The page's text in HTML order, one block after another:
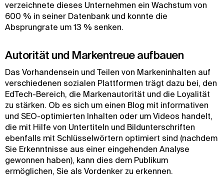
verzeichnete dieses Unternehmen ein Wachstum von
600 % in seiner Datenbank und konnte die
Absprungrate um 13 % senken.
Autorität und Markentreue aufbauen
Das Vorhandensein und Teilen von Markeninhalten auf
verschiedenen sozialen Plattformen trägt dazu bei, den
EdTech-Bereich, die Markenautorität und die Loyalität
zu stärken. Ob es sich um einen Blog mit informativen
und SEO-optimierten Inhalten oder um Videos handelt,
die mit Hilfe von Untertiteln und Bildunterschriften
ebenfalls mit Schlüsselwörtern optimiert sind (nachdem
Sie Erkenntnisse aus einer eingehenden Analyse
gewonnen haben), kann dies dem Publikum
ermöglichen, Sie als Vordenker zu erkennen.